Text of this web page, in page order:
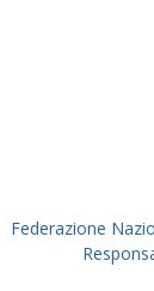
Federazione